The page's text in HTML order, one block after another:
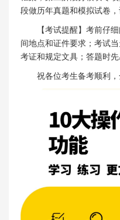
段做历年真题和模拟试卷
【考试提醒】考前仔
间地点和证件要求；考试
考证和规定文具；答题时
祝各位考生备考顺利，